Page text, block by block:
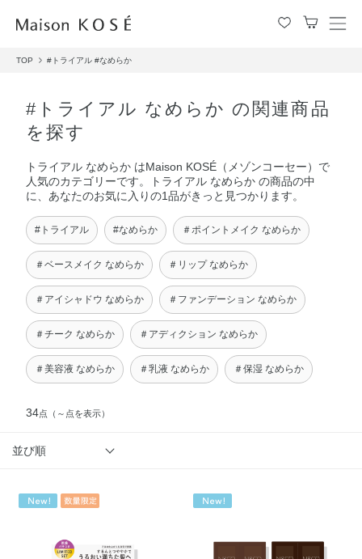
メ
TOP #トライアル #なめらか
#トライアル なめらか の関連商品
を探す
トライアル なめらか はMaison KOSÉ（メゾンコーセー）で
人気のカテゴリーです。トライアル なめらか の商品の中
に、あなたのお気に入りの1品がきっと見つかります。
#トライアル #なめらか ＃ポイントメイク なめらか
＃ベースメイク なめらか ＃リップ なめらか
＃アイシャドウ なめらか ＃ファンデーション なめらか
＃チーク なめらか ＃アディクション なめらか
＃美容液 なめらか ＃乳液 なめらか ＃保湿 なめらか
34点 （～点を表示）
並び順